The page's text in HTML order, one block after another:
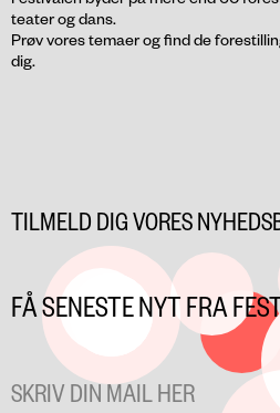
teater og dans.
Prøv vores temaer og find de
dig.
TILMELD DIG VORES
FÅ SENESTE NYT FRA